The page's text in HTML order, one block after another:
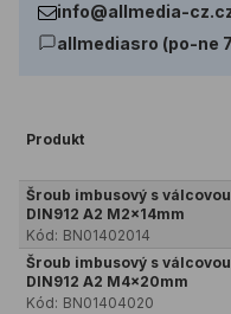
info@allmedia-
allmediasro (po-ne
Produkt
Šroub imbusový s
DIN912 A2 M2x14mm
Kód: BN01402014
Šroub imbusový s
DIN912 A2 M4x20mm
Kód: BN01404020